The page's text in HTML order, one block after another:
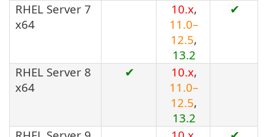
RHEL Server 7
x64
10.x,
11.0–
12.5,
13.2
✔
RHEL Server 8
x64
✔ 10.x,
11.0–
12.5,
13.2